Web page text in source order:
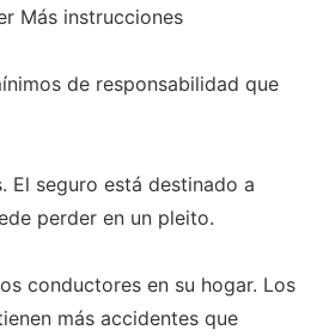
Más instrucciones
de responsabilidad que
El seguro está destinado a
perder en un pleito.
conductores en su hogar. Los
más accidentes que